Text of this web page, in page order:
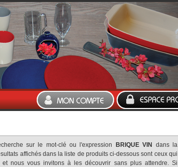
sur le mot-clé ou l'expression BRIQUE VIN dans la
affichés dans la liste de produits ci-dessous sont ceux qui
et nous vous invitons à les découvrir sans plus attendre. Si